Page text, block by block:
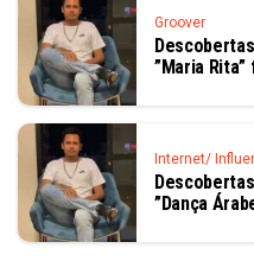
Groover
”Maria
Internet/
”Dança